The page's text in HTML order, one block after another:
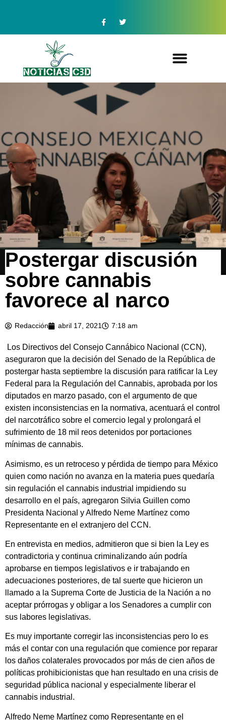
Postergar discusión
sobre cannabis
favorece al narco
Redacción abril 17, 2021 7:18 am
Los Directivos del Consejo Cannábico Nacional (CCN),
aseguraron que la decisión del Senado de la República de
postergar hasta septiembre la discusión para ratificar la Ley
Federal para la Regulación del Cannabis, aprobada por los
diputados en marzo pasado, con el argumento de que
existen inconsistencias en la normativa, acentuará el control
del narcotráfico sobre el comercio legal y prolongará el
sufrimiento de 18 mil reos detenidos por portaciones
mínimas de cannabis.
Asimismo, es un retroceso y pérdida de tiempo para México
quien como nación no avanza en la materia pues quedaría
sin regulación el cannabis industrial impidiendo su
desarrollo en el país, agregaron Silvia Guillen como
Presidenta Nacional y Alfredo Neme Martínez como
Representante en el extranjero del CCN.
En entrevista en medios, admitieron que si bien la Ley es
contradictoria y continua criminalizando aún podría
aprobarse en tiempos legislativos e ir trabajando en
adecuaciones posteriores, de tal suerte que hicieron un
llamado a la Suprema Corte de Justicia de la Nación a no
aceptar prórrogas y obligar a los Senadores a cumplir con
sus labores legislativas.
Es muy importante corregir las inconsistencias pero lo es
más el contar con una regulación que comience por reparar
los daños colaterales provocados por más de cien años de
políticas prohibicionistas que han resultado en una crisis de
seguridad pública nacional y especialmente liberar el
cannabis industrial.
Alfredo Neme Martínez como Representante en el